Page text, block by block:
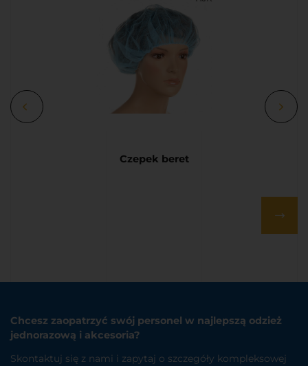
Czepek beret
Chcesz zaopatrzyć swój personel w najlepszą odzież
jednorazową i akcesoria?
Skontaktuj się z nami i zapytaj o szczegóły kompleksowej